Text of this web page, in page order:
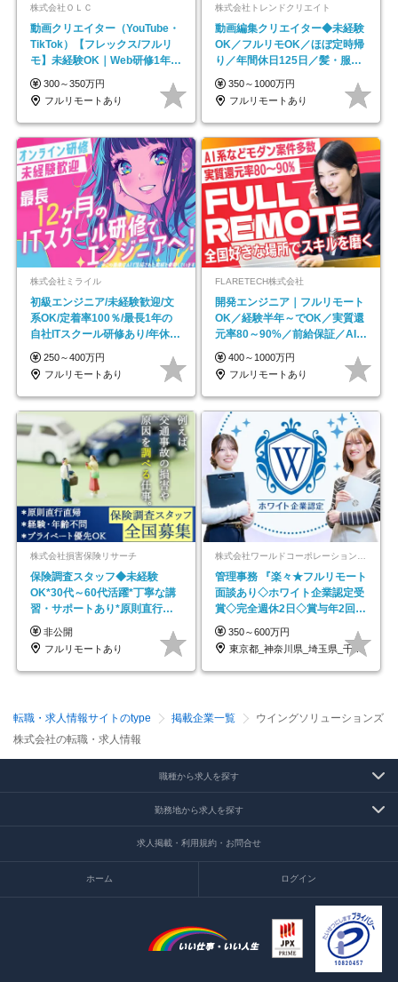
株式会社ＯＬＣ
動画クリエイター（YouTube・
TikTok）【フレックス/フルリ
モ】未経験OK｜Web研修1年間
｜副業OK
300～350万円
フルリモートあり
株式会社トレンドクリエイト
動画編集クリエイター◆未経験
OK／フルリモOK／ほぼ定時帰
り／年間休日125日／髪・服・
ネイル自由／副業OK
350～1000万円
フルリモートあり
株式会社ミライル
初級エンジニア/未経験歓迎/文
系OK/定着率100％/最長1年の
自社ITスクール研修あり/年休
130日
250～400万円
フルリモートあり
FLARETECH株式会社
開発エンジニア｜フルリモート
OK／経験半年～でOK／実質還
元率80～90%／前給保証／AI系
など最先端案件多数
400～1000万円
フルリモートあり
株式会社損害保険リサーチ
保険調査スタッフ◆未経験
OK*30代～60代活躍*丁寧な講
習・サポートあり*原則直行直
帰／全国募集・業務委託
非公開
フルリモートあり
管理事務 『楽々★フルリモート
面談あり◇ホワイト企業認定受
賞◇完全週休2日◇賞与年2回
/p13
350～600万円
東京都_神奈川県_埼玉県_千葉県_大阪府…
転職・求人情報サイトのtype 掲載企業一覧
ウイングソリューションズ
株式会社の転職・求人情報
職種から求人を探す
勤務地から求人を探す
求人掲載・利用規約・お問合せ
ホーム ログイン